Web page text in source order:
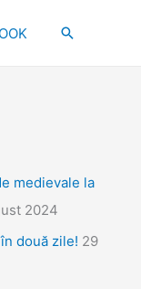
Search
medievale la
2024
două zile! 29